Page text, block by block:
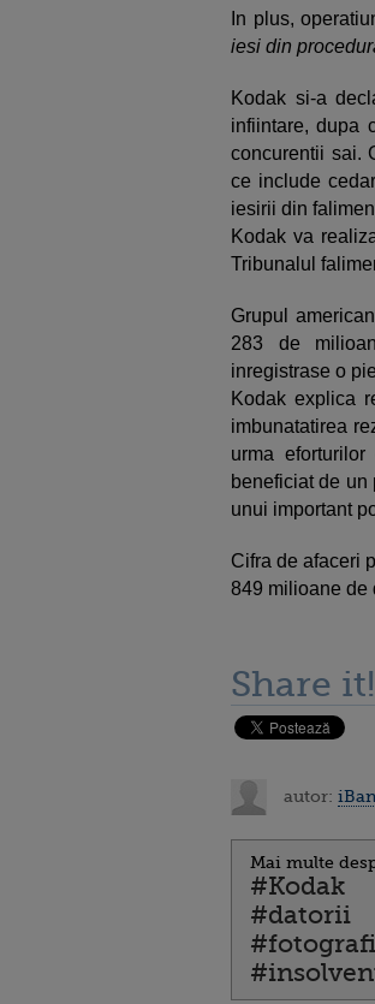
In plus,
iesi din
Kodak si-a
infiintare, dupa
concurentii sai.
ce include
iesirii din
Kodak va
Tribunalul
Grupul
283 de
inregistrase o
Kodak explica
imbunatatirea
urma
beneficiat de
unui important
Cifra de afaceri
849 milioane de
Share it!
autor:
Mai multe
#Kodak
#datorii